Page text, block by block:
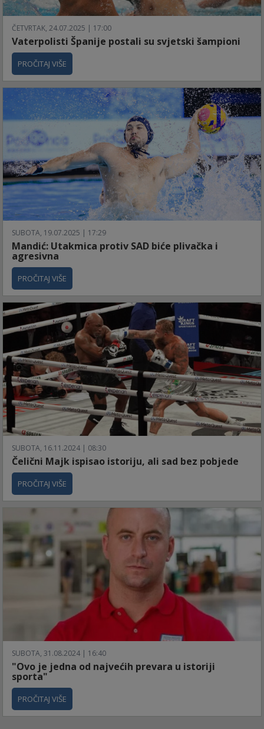
ČETVRTAK, 24.07.2025 | 17:00
Vaterpolisti Španije postali su svjetski šampioni
PROČITAJ VIŠE
SUBOTA, 19.07.2025 | 17:29
Mandić: Utakmica protiv SAD biće plivačka i
agresivna
PROČITAJ VIŠE
SUBOTA, 16.11.2024 | 08:30
Čelični Majk ispisao istoriju, ali sad bez pobjede
PROČITAJ VIŠE
SUBOTA, 31.08.2024 | 16:40
"Ovo je jedna od najvećih prevara u istoriji
sporta"
PROČITAJ VIŠE